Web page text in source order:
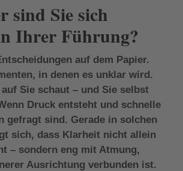
sind Sie sich
Ihrer Führung?
auf dem Papier.
in denen es unklar wird.
Sie schaut – und Sie selbst
Druck entsteht und schnelle
gefragt sind. Gerade in solchen
sich, dass Klarheit nicht allein
– sondern eng mit Atmung,
Ausrichtung verbunden ist.